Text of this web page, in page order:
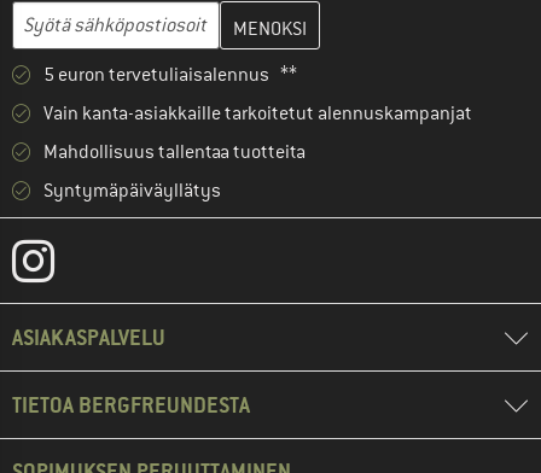
Sähköpostiosoite
Anna sähköpostiosoitteesi ja luo seuraavassa vaiheessa
5 euron tervetuliaisalennus **
Vain kanta-asiakkaille tarkoitetut alennuskampanjat
Mahdollisuus tallentaa tuotteita
Syntymäpäiväyllätys
ASIAKASPALVELU
TIETOA BERGFREUNDESTA